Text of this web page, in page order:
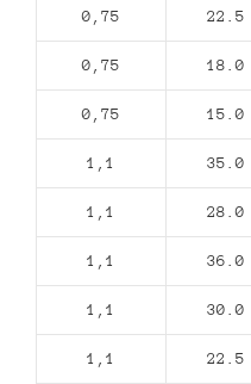
0,75 22.5
0,75 18.0
0,75 15.0
1,1 35.0
1,1 28.0
1,1 36.0
1,1 30.0
1,1 22.5